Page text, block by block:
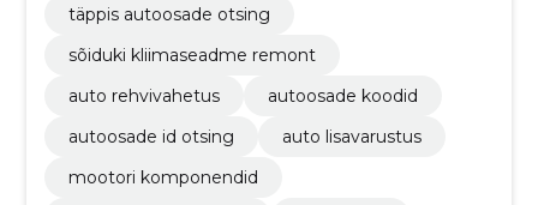
täppis autoosade otsing
sõiduki kliimaseadme remont
auto rehvivahetus
autoosade koodid
autoosade id otsing
auto lisavarustus
mootori komponendid